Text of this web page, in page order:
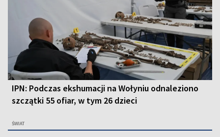
IPN: Podczas ekshumacji na Wołyniu odnaleziono
szczątki 55 ofiar, w tym 26 dzieci
ŚWIAT